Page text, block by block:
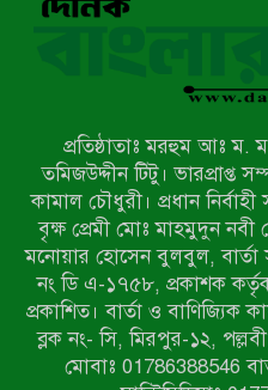
নেওয়ার
পরিচয়
উখিয়ায়
পোরশায়
শীর্ষে
হিন্দু বৌদ্ধ
সদস্য
প্রতিষ্ঠাতাঃ মরহুম আঃ
তমিজউদ্দীন টিটু। ভারপ্রাপ্ত
কামাল চৌধুরী। প্রধান
বৃক্ষ প্রেমী মোঃ মাহমুদুন
মনোয়ার হোসেন বুলবুল,
নং ডি এ-১৭৫৮, প্রকাশক
প্রকাশিত। বার্তা ও বাণিজ্যিক
ব্লক নং- সি, মিরপুর-১২,
মোবাঃ 01786388546